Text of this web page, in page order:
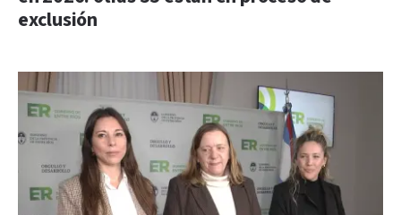
exclusión